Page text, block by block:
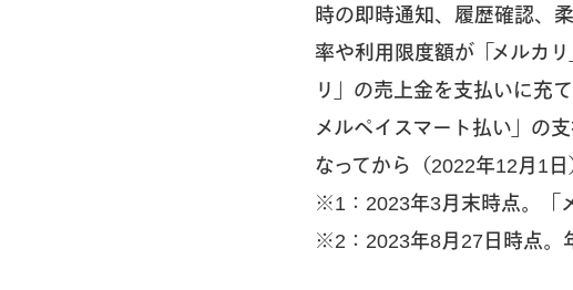
時の即時通知、履歴確認、
率や利用限度額が「メルカ
リ」の売上金を支払いに充
メルペイスマート払い」の
なってから（2022年12月1日
※1：2023年3月末時点。「
※2：2023年8月27日時点。